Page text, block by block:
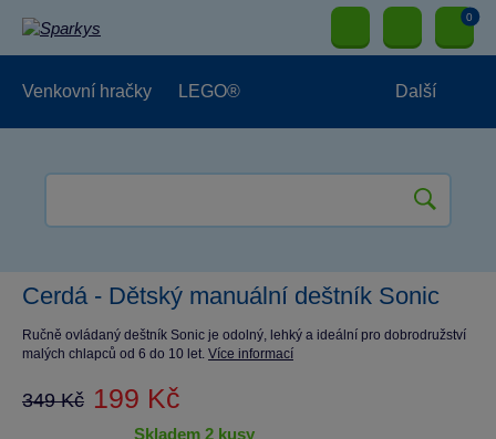
0
Venkovní hračky LEGO® Další
Cerdá - Dětský manuální deštník Sonic
Ručně ovládaný deštník Sonic je odolný, lehký a ideální pro dobrodružství
malých chlapců od 6 do 10 let. Více informací
349 Kč 199 Kč
skladem 2 kusy